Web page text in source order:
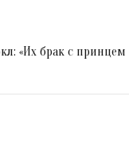
«Их брак с